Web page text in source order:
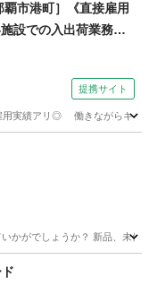
覇市港町］《直接雇用
設での入出荷業務／
完備
提携サイト
績アリ◎ 働きながらキャリ
かがでしょうか？ 新品、未